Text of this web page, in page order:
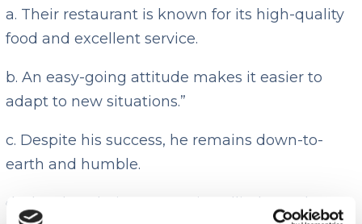
a. Their restaurant is known for its high-quality
food and excellent service.
b. An easy-going attitude makes it easier to
adapt to new situations.”
c. Despite his success, he remains down-to-
earth and humble.
d. The close-knit community rallied together to